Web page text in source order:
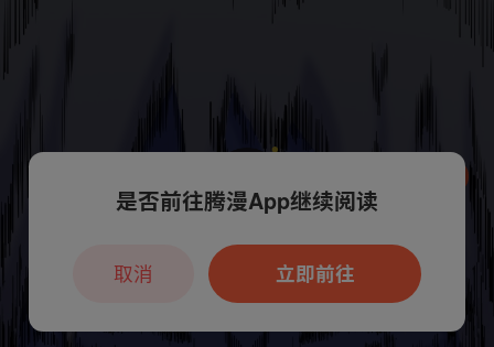
本章节仅支持App阅读，可打开App新用
户7天免费看
是否前往腾漫App继续阅读
立即前往
取消